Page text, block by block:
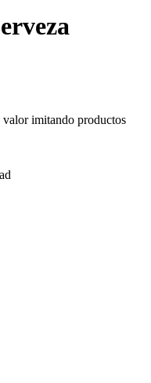
valor imitando productos